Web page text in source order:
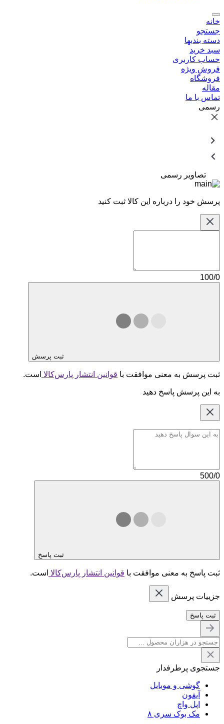
خانه
جستجو
دسته بندیها
سبد خرید
حساب کاربری
فروش ویژه
فروشگاه
مقاله
تماس با ما
رسمی
تصاویر رسمی
پرسش خود را درباره این کالا ثبت کنید
100/0
ثبت پرسش
ثبت پرسش به معنی موافقت با قوانین انتشار پارس‌کالا است.
به این پرسش پاسخ دهید
500/0
ثبت پاسخ
ثبت پاسخ به معنی موافقت با قوانین انتشار پارس‌کالا است.
جزییات پرسش
ثبت پاسخ
جستجوی پرطرفدار
گوشی و موبایل
آیفون
اپل واچ
مک بوک سری ۸